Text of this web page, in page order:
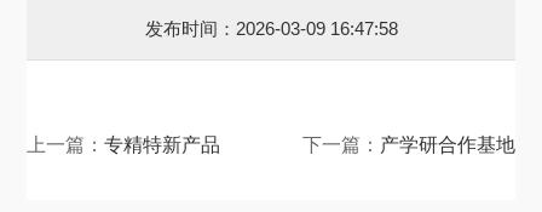
发布时间：2026-03-09 16:47:58
上一篇：专精特新产品 下一篇： 产学研合作基地